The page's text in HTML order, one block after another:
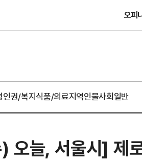
오피
인권/복지식품/의료지역인물사회일반
오늘, 서울시] 제